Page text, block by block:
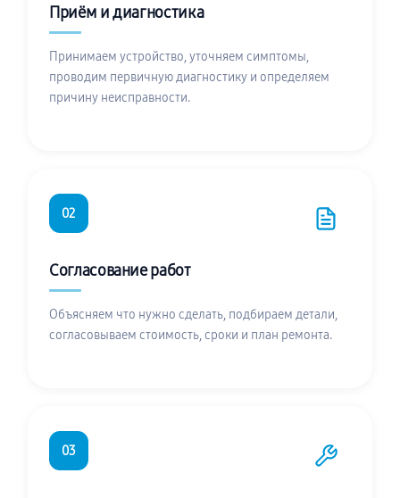
Приём и диагностика
Принимаем устройство, уточняем симптомы,
проводим первичную диагностику и определяем
причину неисправности.
02
Согласование работ
Объясняем что нужно сделать, подбираем детали,
согласовываем стоимость, сроки и план ремонта.
03